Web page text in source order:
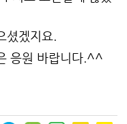
셨겠지요.
응원 바랍니다.^^